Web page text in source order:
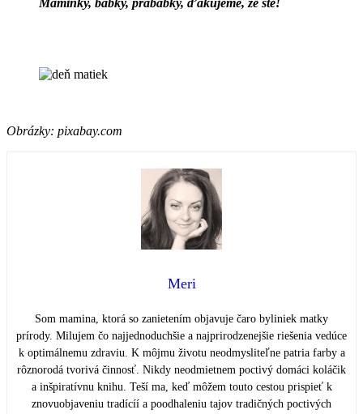
Maminky, babky, prababky, ďakujeme, že ste!
Obrázky: pixabay.com
Meri
Som mamina, ktorá so zanietením objavuje čaro byliniek matky
prírody. Milujem čo najjednoduchšie a najprirodzenejšie riešenia vedúce
k optimálnemu zdraviu. K môjmu životu neodmysliteľne patria farby a
rôznorodá tvorivá činnosť. Nikdy neodmietnem poctivý domáci koláčik
a inšpiratívnu knihu. Teší ma, keď môžem touto cestou prispieť k
znovuobjaveniu tradícíí a poodhaleniu tajov tradičných poctivých